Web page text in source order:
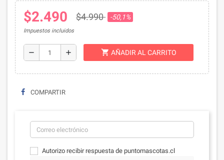
$2.490 $4.990 -50,1%
Impuestos incluidos
remove add shopping_cart AÑADIR AL CARRITO
COMPARTIR
Autorizo recibir respuesta de puntomascotas.cl